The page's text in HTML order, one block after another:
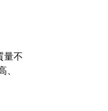
量不